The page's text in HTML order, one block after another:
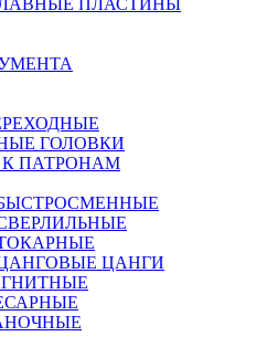
ПЛАСТИНЫ
ГОЛОВКИ
К ПАТРОНАМ
ЦАНГИ